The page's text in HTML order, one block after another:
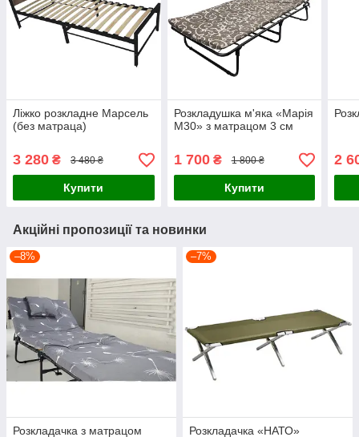
Ліжко розкладне Марсель
(без матраца)
3 280 ₴ 3 480 ₴
Купити
Розкладушка м'яка «Марія
М30» з матрацом 3 см
1 700₴ 1 800 ₴
Купити
2
Акційні пропозиції та новинки
–8%
Розкладачка з матрацом
–7%
Розкладачка «НАТО»